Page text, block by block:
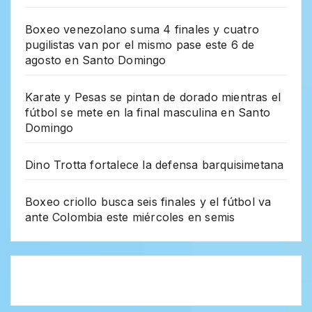
Boxeo venezolano suma 4 finales y cuatro
pugilistas van por el mismo pase este 6 de
agosto en Santo Domingo
Karate y Pesas se pintan de dorado mientras el
fútbol se mete en la final masculina en Santo
Domingo
Dino Trotta fortalece la defensa barquisimetana
Boxeo criollo busca seis finales y el fútbol va
ante Colombia este miércoles en semis